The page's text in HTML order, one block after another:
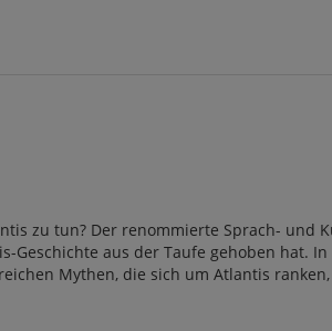
zu tun? Der renommierte Sprach- und
Geschichte aus der Taufe gehoben hat.
Mythen, die sich um Atlantis